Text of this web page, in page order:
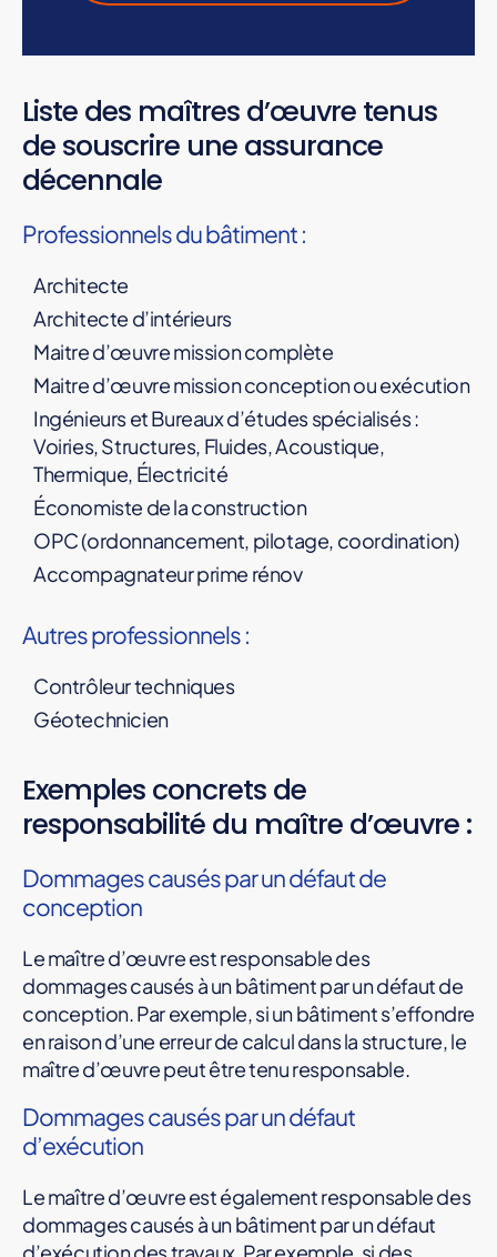
Liste des maîtres d’œuvre tenus
de souscrire une assurance
décennale
Professionnels du bâtiment :
Architecte
Architecte d’intérieurs
Maitre d’œuvre mission complète
Maitre d’œuvre mission conception ou exécution
Ingénieurs et Bureaux d’études spécialisés :
Voiries, Structures, Fluides, Acoustique,
Thermique, Électricité
Économiste de la construction
OPC (ordonnancement, pilotage, coordination)
Accompagnateur prime rénov
Autres professionnels :
Contrôleur techniques
Géotechnicien
Exemples concrets de
responsabilité du maître d’œuvre :
Dommages causés par un défaut de
conception
Le maître d’œuvre est responsable des
dommages causés à un bâtiment par un défaut de
conception. Par exemple, si un bâtiment s’effondre
en raison d’une erreur de calcul dans la structure, le
maître d’œuvre peut être tenu responsable.
Dommages causés par un défaut
d’exécution
Le maître d’œuvre est également responsable des
dommages causés à un bâtiment par un défaut
d’exécution des travaux. Par exemple, si des